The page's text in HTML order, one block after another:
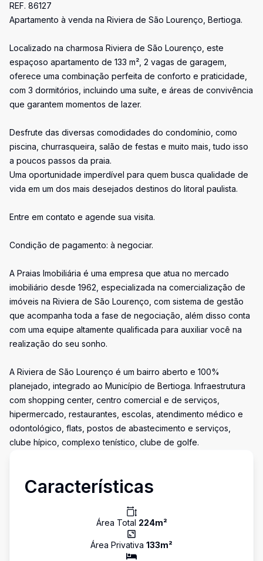
REF. 86127
Apartamento à venda na Riviera de São Lourenço, Bertioga.
Localizado na charmosa Riviera de São Lourenço, este
espaçoso apartamento de 133 m², 2 vagas de garagem,
oferece uma combinação perfeita de conforto e praticidade,
com 3 dormitórios, incluindo uma suíte, e áreas de convivência
que garantem momentos de lazer.
Desfrute das diversas comodidades do condomínio, como
piscina, churrasqueira, salão de festas e muito mais, tudo isso
a poucos passos da praia.
Uma oportunidade imperdível para quem busca qualidade de
vida em um dos mais desejados destinos do litoral paulista.
Entre em contato e agende sua visita.
Condição de pagamento: à negociar.
A Praias Imobiliária é uma empresa que atua no mercado
imobiliário desde 1962, especializada na comercialização de
imóveis na Riviera de São Lourenço, com sistema de gestão
que acompanha toda a fase de negociação, além disso conta
com uma equipe altamente qualificada para auxiliar você na
realização do seu sonho.
A Riviera de São Lourenço é um bairro aberto e 100%
planejado, integrado ao Município de Bertioga. Infraestrutura
com shopping center, centro comercial e de serviços,
hipermercado, restaurantes, escolas, atendimento médico e
odontológico, flats, postos de abastecimento e serviços,
clube hípico, complexo tenístico, clube de golfe.
Características
Área Total 224m²
Área Privativa 133m²